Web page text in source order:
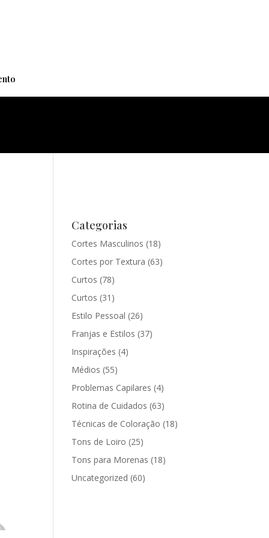
Categorias
Cortes Masculinos (18)
Cortes por Textura (63)
Curtos (78)
Curtos (31)
Estilo Pessoal (26)
Franjas e Estilos (37)
Inspirações (4)
Médios (55)
Problemas Capilares (4)
Rotina de Cuidados (63)
Técnicas de Coloração (18)
Tons de Loiro (25)
Tons para Morenas (18)
Uncategorized (60)